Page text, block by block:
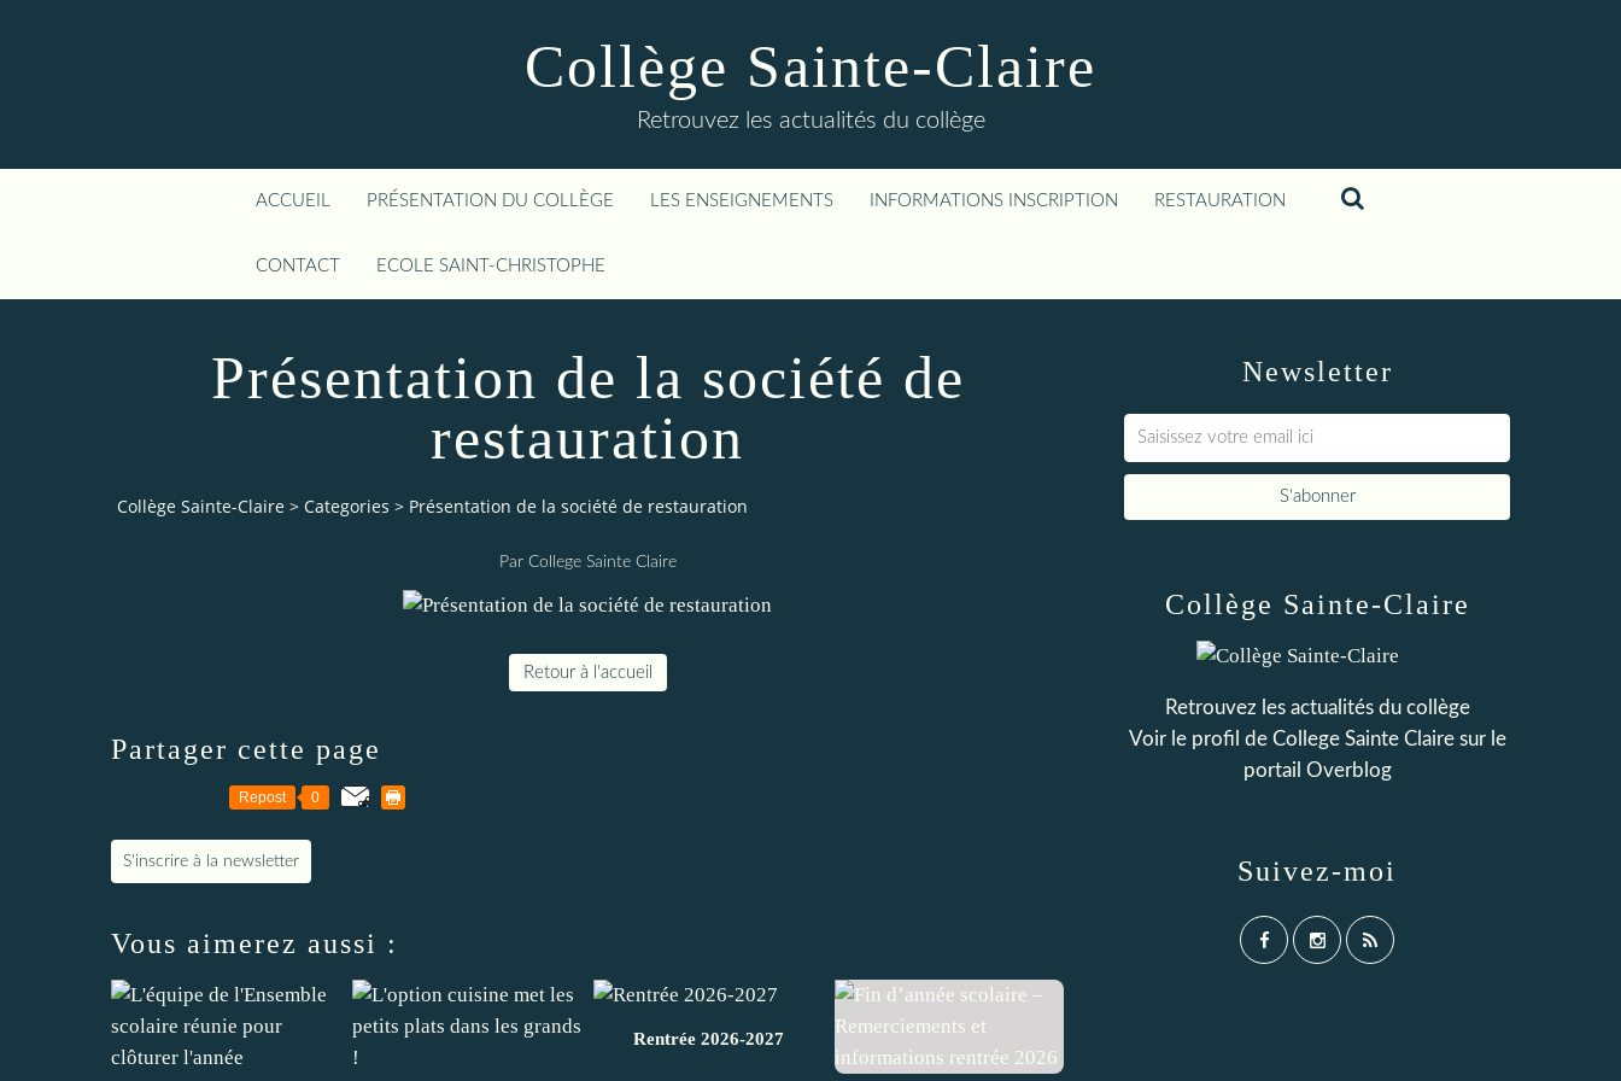
Collège Sainte-Claire
Retrouvez les actualités du collège
ACCUEIL PRÉSENTATION DU COLLÈGE LES ENSEIGNEMENTS INFORMATIONS INSCRIPTION RESTAURATION
CONTACT ECOLE SAINT-CHRISTOPHE
Présentation de la société de
restauration
Collège Sainte-Claire > Categories > Présentation de la société de restauration
Par College Sainte Claire
Retour à l'accueil
Partager cette page
Repost 0
S'inscrire à la newsletter
Vous aimerez aussi :
Rentrée 2026-2027
Newsletter
Collège Sainte-Claire
Retrouvez les actualités du collège
Voir le profil de College Sainte Clairesur le
portail Overblog
Suivez-moi